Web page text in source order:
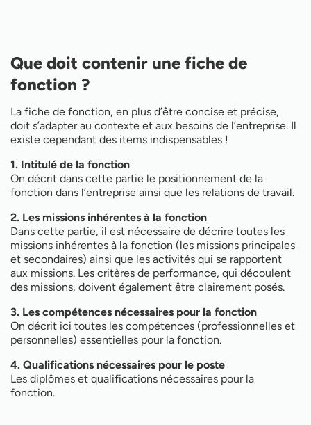
Que doit contenir une fiche de
fonction ?
La fiche de fonction, en plus d’être concise et précise,
doit s’adapter au contexte et aux besoins de l’entreprise. Il
existe cependant des items indispensables !
1. Intitulé de la fonction
On décrit dans cette partie le positionnement de la
fonction dans l’entreprise ainsi que les relations de travail.
2. Les missions inhérentes à la fonction
Dans cette partie, il est nécessaire de décrire toutes les
missions inhérentes à la fonction (les missions principales
et secondaires) ainsi que les activités qui se rapportent
aux missions. Les critères de performance, qui découlent
des missions, doivent également être clairement posés.
3. Les compétences nécessaires pour la fonction
On décrit ici toutes les compétences (professionnelles et
personnelles) essentielles pour la fonction.
4. Qualifications nécessaires pour le poste
Les diplômes et qualifications nécessaires pour la
fonction.